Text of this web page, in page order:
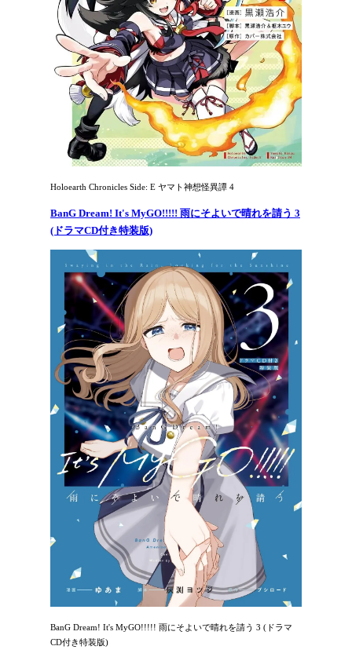
Holoearth Chronicles Side: E ヤマト神想怪異譚 4
BanG Dream! It's MyGO!!!!! 雨にそよいで晴れを請う 3
(ドラマCD付き特装版)
BanG Dream! It's MyGO!!!!! 雨にそよいで晴れを請う 3 (ドラマ
CD付き特装版)